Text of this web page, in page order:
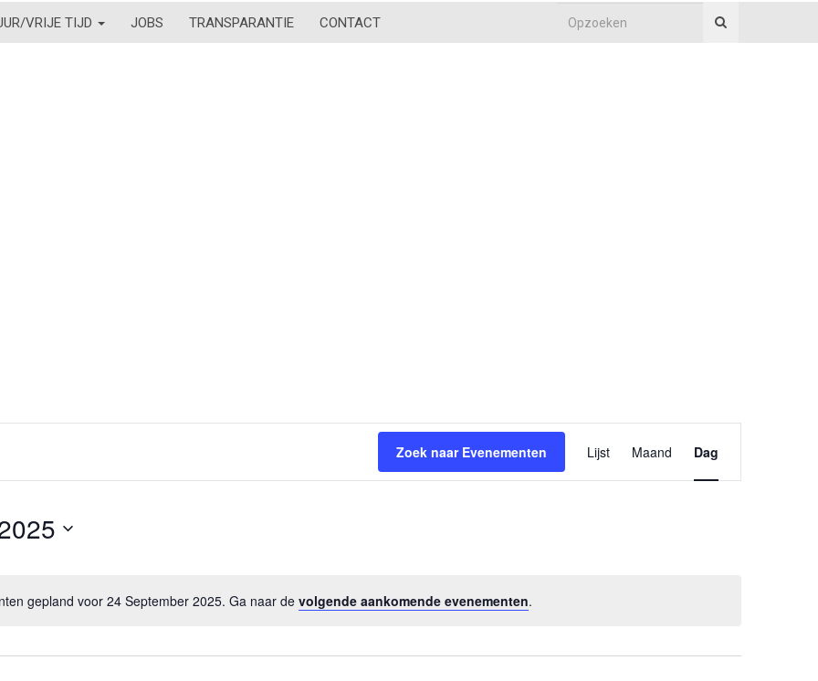
VRIJE TIJD JOBS TRANSPARANTIE CONTACT
gepland voor 24 September 2025. Ga naar de volgende aankomende evenementen.
Zoek naar Evenementen
weergaven
navigatie
Lijst Maand Dag